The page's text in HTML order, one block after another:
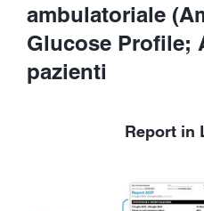
ambulatoriale
Glucose Profile;
pazienti
Report in